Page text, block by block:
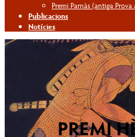
Premi Parnàs (antiga
Publicacions
Notícies
PREMI